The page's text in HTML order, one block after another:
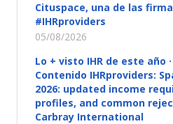
Cituspace, una de las
#IHRproviders
05/08/2026
Lo + visto IHR de este año
Contenido IHRproviders:
2026: updated income
profiles, and common
Carbray International